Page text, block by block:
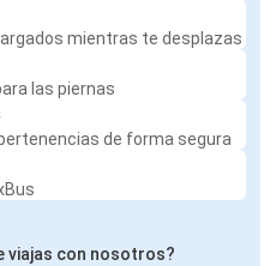
mientras te desplazas
las piernas
de forma segura
viajas con nosotros?